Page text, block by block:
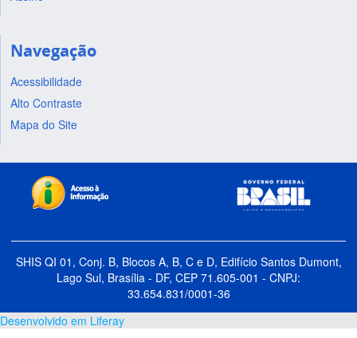
Navegação
Acessibilidade
Alto Contraste
Mapa do Site
SHIS QI 01, Conj. B, Blocos A, B, C e D, Edifício Santos Dumont,
Lago Sul, Brasília - DF, CEP 71.605-001 - CNPJ:
33.654.831/0001-36
Desenvolvido em Liferay